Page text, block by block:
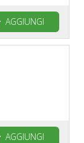
AGGIUNGI
AGGIUNGI